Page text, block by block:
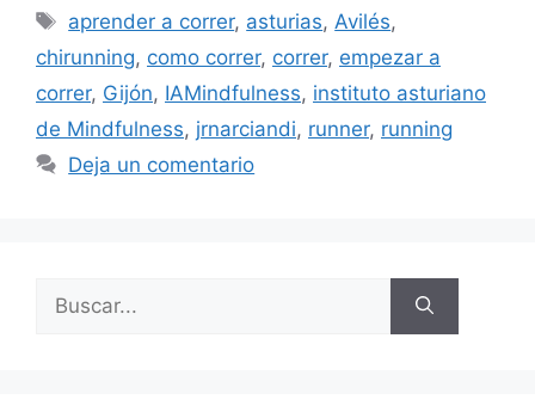
aprender a correr, asturias, Avilés,
chirunning, como correr, correr, empezar a
correr, Gijón, IAMindfulness, instituto asturiano
de Mindfulness, jrnarciandi, runner, running
Deja un comentario